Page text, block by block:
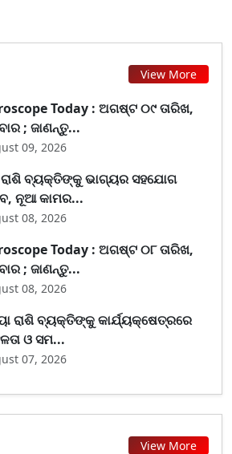
View More
Today : ଅଗଷ୍ଟ ୦୯ ତାରିଖ,
; ଜାଣନ୍ତୁ...
09, 2026
ବ୍ୟକ୍ତିଙ୍କୁ ଭାଗ୍ୟର ସହଯୋଗ
ନୂଆ କାମର...
08, 2026
Today : ଅଗଷ୍ଟ ୦୮ ତାରିଖ,
; ଜାଣନ୍ତୁ...
08, 2026
ରାଶି ବ୍ୟକ୍ତିଙ୍କୁ କାର୍ଯ୍ୟକ୍ଷେତ୍ରରେ
ଓ ସମ...
07, 2026
View More